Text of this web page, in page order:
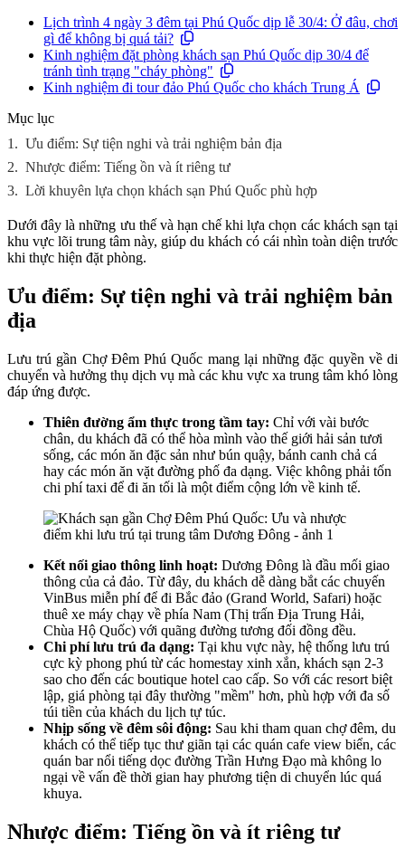
Lịch trình 4 ngày 3 đêm tại Phú Quốc dịp lễ 30/4: Ở đâu, chơi
gì để không bị quá tải?
Kinh nghiệm đặt phòng khách sạn Phú Quốc dịp 30/4 để
tránh tình trạng "cháy phòng"
Kinh nghiệm đi tour đảo Phú Quốc cho khách Trung Á
Mục lục
1. Ưu điểm: Sự tiện nghi và trải nghiệm bản địa
2. Nhược điểm: Tiếng ồn và ít riêng tư
3. Lời khuyên lựa chọn khách sạn Phú Quốc phù hợp
Dưới đây là những ưu thế và hạn chế khi lựa chọn các khách sạn tại
khu vực lõi trung tâm này, giúp du khách có cái nhìn toàn diện trước
khi thực hiện đặt phòng.
Ưu điểm: Sự tiện nghi và trải nghiệm bản
địa
Lưu trú gần Chợ Đêm Phú Quốc mang lại những đặc quyền về di
chuyển và hưởng thụ dịch vụ mà các khu vực xa trung tâm khó lòng
đáp ứng được.
Thiên đường ẩm thực trong tầm tay: Chỉ với vài bước
chân, du khách đã có thể hòa mình vào thế giới hải sản tươi
sống, các món ăn đặc sản như bún quậy, bánh canh chả cá
hay các món ăn vặt đường phố đa dạng. Việc không phải tốn
chi phí taxi để đi ăn tối là một điểm cộng lớn về kinh tế.
Kết nối giao thông linh hoạt: Dương Đông là đầu mối giao
thông của cả đảo. Từ đây, du khách dễ dàng bắt các chuyến
VinBus miễn phí để đi Bắc đảo (Grand World, Safari) hoặc
thuê xe máy chạy về phía Nam (Thị trấn Địa Trung Hải,
Chùa Hộ Quốc) với quãng đường tương đối đồng đều.
Chi phí lưu trú đa dạng: Tại khu vực này, hệ thống lưu trú
cực kỳ phong phú từ các homestay xinh xắn, khách sạn 2-3
sao cho đến các boutique hotel cao cấp. So với các resort biệt
lập, giá phòng tại đây thường "mềm" hơn, phù hợp với đa số
túi tiền của khách du lịch tự túc.
Nhịp sống về đêm sôi động: Sau khi tham quan chợ đêm, du
khách có thể tiếp tục thư giãn tại các quán cafe view biển, các
quán bar nổi tiếng dọc đường Trần Hưng Đạo mà không lo
ngại về vấn đề thời gian hay phương tiện di chuyển lúc quá
khuya.
Nhược điểm: Tiếng ồn và ít riêng tư